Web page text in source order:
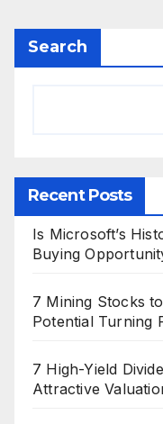
Search
Recent Posts
Is Microsoft’s
Buying
7 Mining Stocks
Potential Turning
7 High-Yield
Attractive